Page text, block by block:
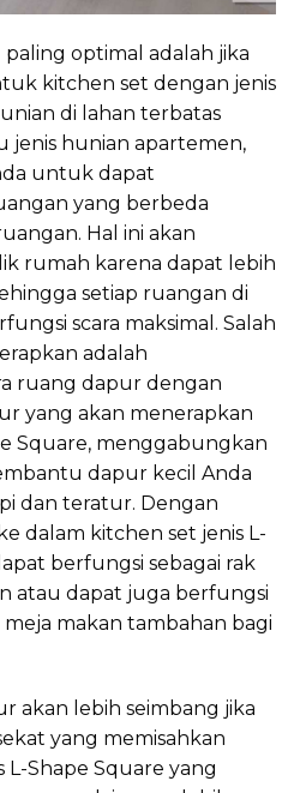
paling optimal adalah jika
kitchen set dengan jenis
di lahan terbatas
jenis hunian apartemen,
untuk dapat
yang berbeda
Hal ini akan
rumah karena dapat lebih
setiap ruangan di
scara maksimal. Salah
adalah
ruang dapur dengan
yang akan menerapkan
Square, menggabungkan
dapur kecil Anda
dan teratur. Dengan
dalam kitchen set jenis L-
berfungsi sebagai rak
atau dapat juga berfungsi
makan tambahan bagi
akan lebih seimbang jika
yang memisahkan
Shape Square yang